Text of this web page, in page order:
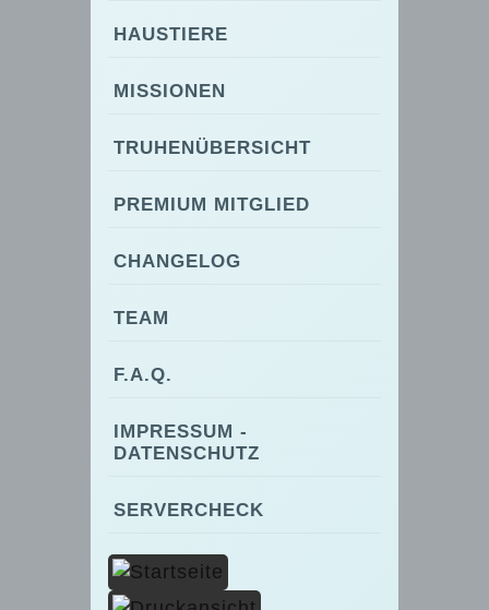
HAUSTIERE
MISSIONEN
TRUHENÜBERSICHT
PREMIUM MITGLIED
CHANGELOG
TEAM
F.A.Q.
IMPRESSUM -
DATENSCHUTZ
SERVERCHECK